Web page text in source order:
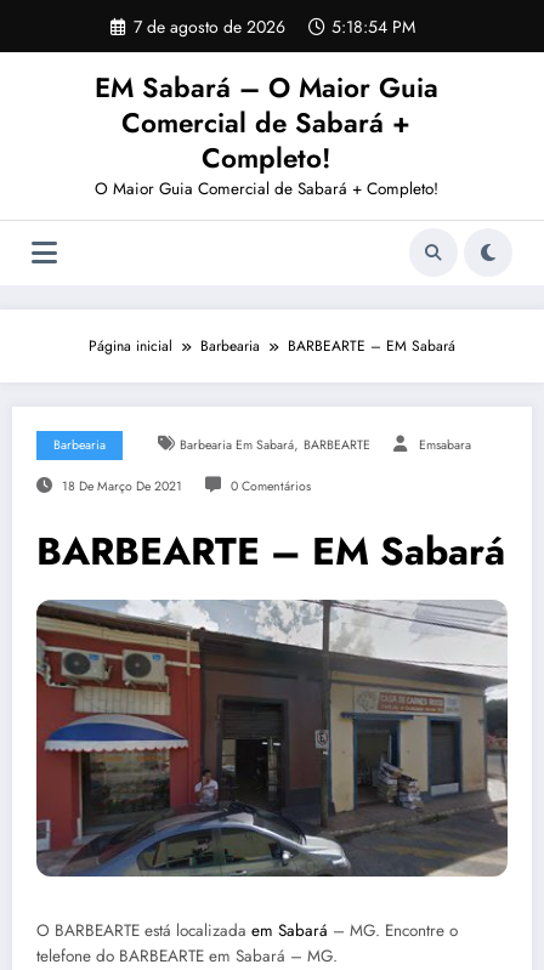
o
7 de agosto de 2026 5:18:55 PM
EM Sabará – O Maior Guia
Comercial de Sabará +
Completo!
O Maior Guia Comercial de Sabará + Completo!
Página inicial Barbearia BARBEARTE – EM Sabará
Barbearia Barbearia Em Sabará, BARBEARTE Emsabara
18 De Março De 2021 0 Comentários
BARBEARTE – EM Sabará
O BARBEARTE está localizada em Sabará – MG. Encontre o
telefone do BARBEARTE em Sabará – MG.